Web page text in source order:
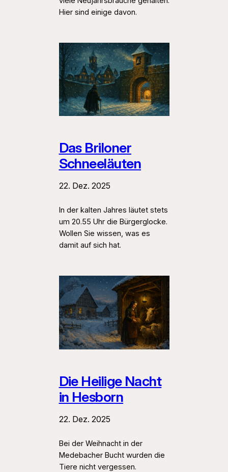
Hier sind einige davon.
Das Briloner
Schneeläuten
22. Dez. 2025
In der kalten Jahres läutet stets
um 20.55 Uhr die Bürgerglocke.
Wollen Sie wissen, was es
damit auf sich hat.
Die Heilige Nacht
in Hesborn
22. Dez. 2025
Bei der Weihnacht in der
Medebacher Bucht wurden die
Tiere nicht vergessen.